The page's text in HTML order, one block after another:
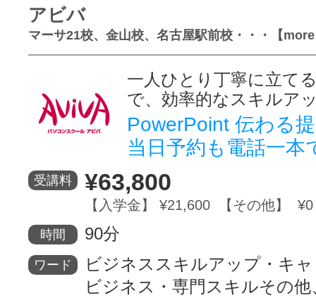
アビバ
マーサ21校、金山校、名古屋駅前校・・・【
一人ひとり丁寧に立て
で、効率的なスキルア
PowerPoint 伝わる
当日予約も電話一
受講料 ¥63,800
【入学金】 ¥21,600 【その他】 ¥0
時間 90分
ワード
ビジネススキルアップ・キ
ビジネス・専門スキルその